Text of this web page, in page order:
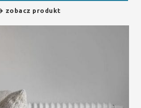
zobacz produkt